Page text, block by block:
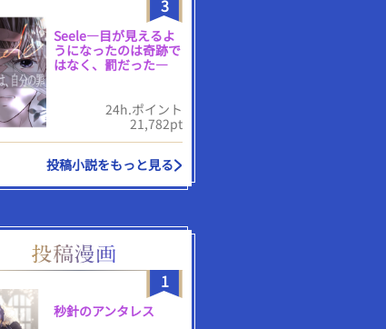
3
Seele―目が見えるよ
うになったのは奇跡で
はなく、罰だった―
24h.ポイント
21,782pt
投稿小説をもっと見る
1
秒針のアンタレス